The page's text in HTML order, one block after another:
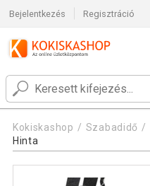
Bejelentkezés Regisztráció
Kokiskashop Szabadidő
Hinta